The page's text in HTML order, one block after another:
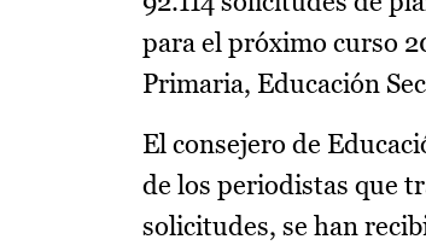
para el próximo curso
Primaria, Educación
El consejero de
de los periodistas que
solicitudes, se han